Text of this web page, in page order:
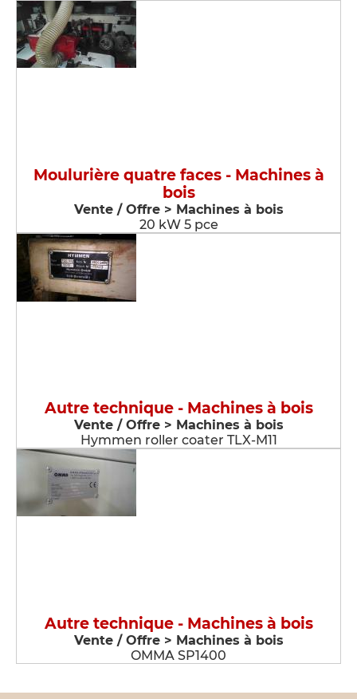
Moulurière quatre faces - Machines à
bois
Vente / Offre > Machines à bois
20 kW 5 pce
Autre technique - Machines à bois
Vente / Offre > Machines à bois
Hymmen roller coater TLX-M11
Autre technique - Machines à bois
Vente / Offre > Machines à bois
OMMA SP1400